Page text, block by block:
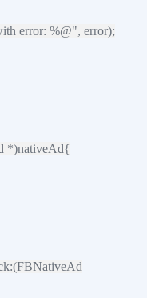
error: %@", error);
*)nativeAd{